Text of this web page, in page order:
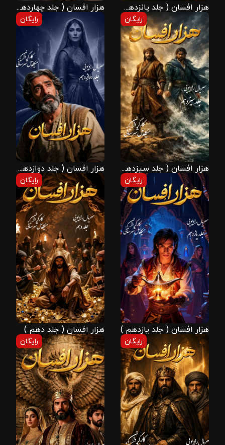
هزار افسان ( جلد پانزدهم ) هزار افسان ( جلد چهاردهم )
رایگان
هزار افسان ( جلد سیزدهم )
رایگان
هزار افسان ( جلد دوازدهم )
رایگان
هزار افسان ( جلد یازدهم )
رایگان
هزار افسان ( جلد دهم )
رایگان رایگان